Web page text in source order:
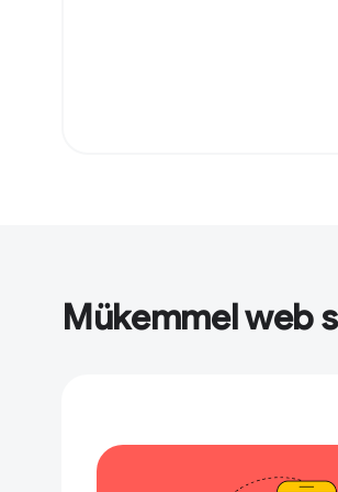
Mükemmel web